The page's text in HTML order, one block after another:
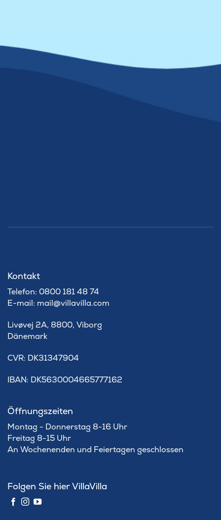
Kontakt
Telefon: 0800 181 48 74
E-mail: mail@villavilla.com
Livøvej 2A, 8800, Viborg
Dänemark
​CVR: DK31347904
IBAN: DK5630004665777162
Öffnungszeiten
Montag - Donnerstag 8-16 Uhr
Freitag 8-15 Uhr
An Wochenenden und Feiertagen geschlossen
Folgen Sie hier VillaVilla